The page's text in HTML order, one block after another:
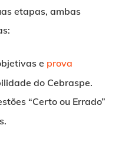
etapas, ambas
e prova
do Cebraspe.
“Certo ou Errado”